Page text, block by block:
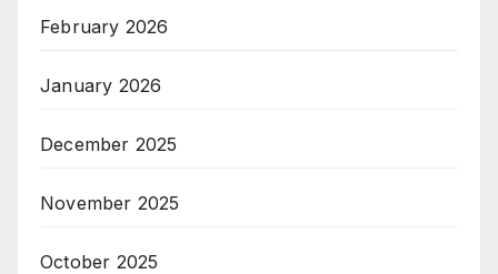
February 2026
January 2026
December 2025
November 2025
October 2025